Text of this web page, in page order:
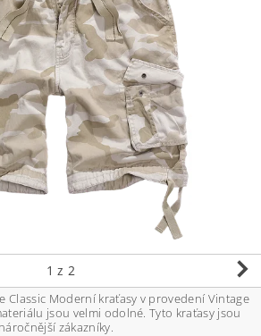
1 z 2
Classic Moderní kraťasy v provedení Vintage
jsou velmi odolné. Tyto kraťasy jsou
zákazníky.